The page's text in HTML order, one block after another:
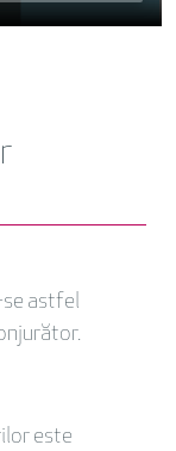
se astfel
este